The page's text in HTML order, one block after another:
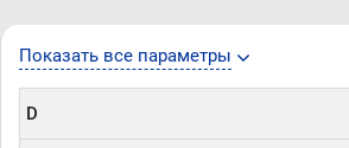
Показать все параметры
D